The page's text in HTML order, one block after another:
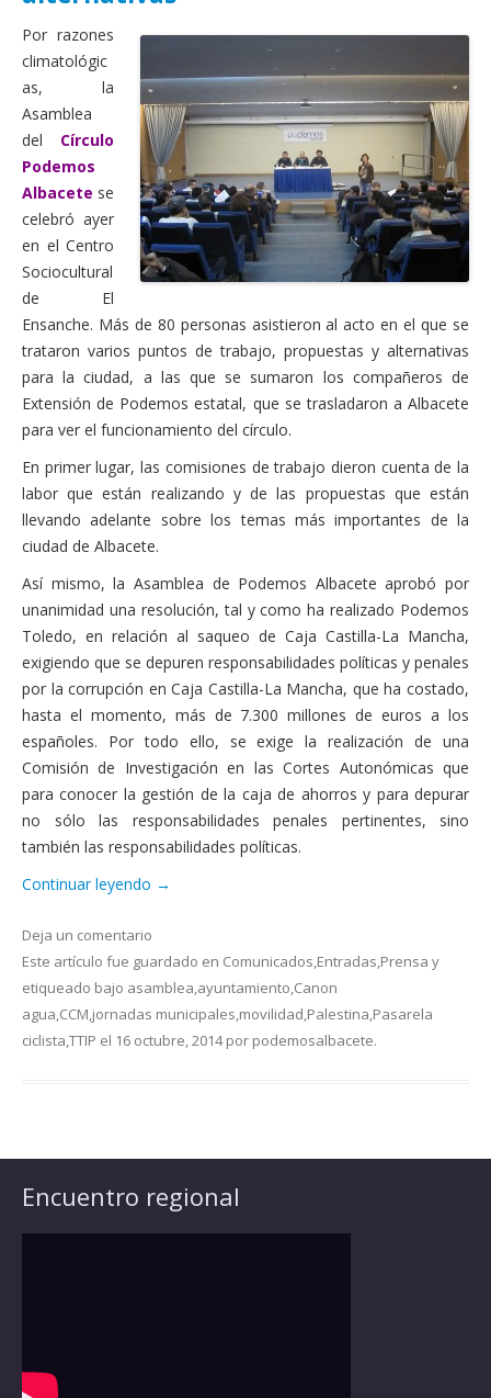
Actas Asamblea Ciudadana
Contacto
Financiación
Participa con Podemos en Albacete
Por razones
climatológic
as, la
Asamblea
del Círculo
Podemos
Albacete se
celebró ayer
en el Centro
Sociocultural
de El
Ensanche. Más de 80 personas asistieron al acto en el que se
trataron varios puntos de trabajo, propuestas y alternativas
para la ciudad, a las que se sumaron los compañeros de
Extensión de Podemos estatal, que se trasladaron a Albacete
para ver el funcionamiento del círculo.
En primer lugar, las comisiones de trabajo dieron cuenta de la
labor que están realizando y de las propuestas que están
llevando adelante sobre los temas más importantes de la
ciudad de Albacete.
Así mismo, la Asamblea de Podemos Albacete aprobó por
unanimidad una resolución, tal y como ha realizado Podemos
Toledo, en relación al saqueo de Caja Castilla-La Mancha,
exigiendo que se depuren responsabilidades políticas y penales
por la corrupción en Caja Castilla-La Mancha, que ha costado,
hasta el momento, más de 7.300 millones de euros a los
españoles. Por todo ello, se exige la realización de una
Comisión de Investigación en las Cortes Autonómicas que
para conocer la gestión de la caja de ahorros y para depurar
no sólo las responsabilidades penales pertinentes, sino
también las responsabilidades políticas.
Continuar leyendo →
Deja un comentario
Este artículo fue guardado en Comunicados,Entradas,Prensa y
etiqueado bajo asamblea,ayuntamiento,Canon
agua,CCM,jornadas municipales,movilidad,Palestina,Pasarela
ciclista,TTIP el 16 octubre, 2014por podemosalbacete.
Encuentro regional